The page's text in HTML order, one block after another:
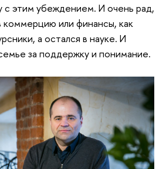
с этим убеждением. И очень рад,
коммерцию или финансы, как
а остался в науке. И
за поддержку и понимание.